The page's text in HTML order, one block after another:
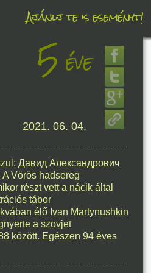
Ajánlj te is eseményt!
5 éve
2021. 06. 04.
Давид Александрович
Vörös hadsereg
részt vett a nácik által
tábor
élő Ivan Martynushkin
a szovjet
között. Egészen 94 éves